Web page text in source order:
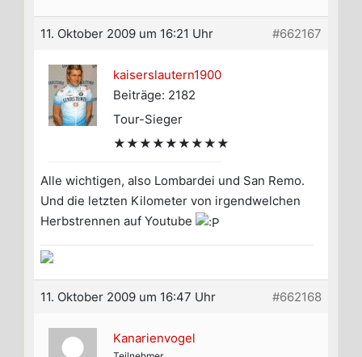
11. Oktober 2009 um 16:21 Uhr #662167
kaiserslautern1900
Beiträge: 2182
Tour-Sieger
★★★★★★★★★
Alle wichtigen, also Lombardei und San Remo.
Und die letzten Kilometer von irgendwelchen
Herbstrennen auf Youtube
11. Oktober 2009 um 16:47 Uhr #662168
Kanarienvogel